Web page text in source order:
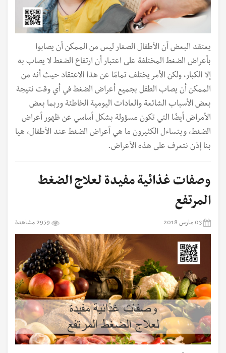
يعتقد البعض أن الأطفال الصغار ليس من الممكن أن يصابوا
بأعراض الضغط المختلفة على اعتبار أن ارتفاع الضغط لا يصاب به
إلا الكبار، ولكن الأمر يختلف تمامًا عن هذا الاعتقاد حيث أنه من
الممكن أن يصاب الطفل بجميع أعراض الضغط في أي وقت نتيجة
بعض الأسباب الشائعة والعادات اليومية الخاطئة وربما بعض
الأمراض أيضًا التي تكون مسؤولة بشكل أساسي عن ظهور أعراض
الضغط، ويتساءل الكثيرون ما هي أعراض الضغط عند الأطفال، هيا
بنا إذن نتعرف على هذه الأعراض.
وصفات غذائية مفيدة لعلاج الضغط
المرتفع
03 مارس 2018 2959 مشاهدة